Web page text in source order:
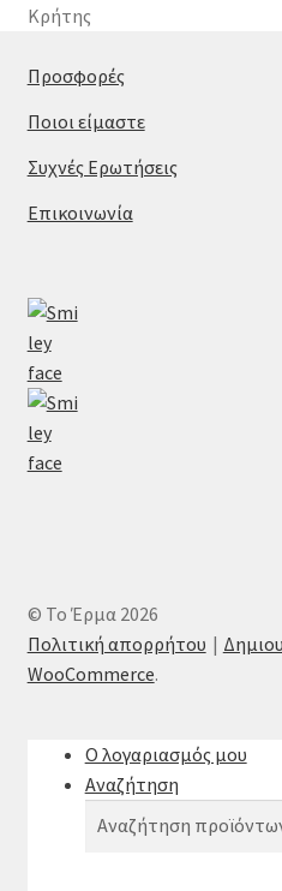
Κρήτης
Προσφορές
Ποιοι είμαστε
Συχνές Ερωτήσεις
Επικοινωνία
© Το Έρμα 2026
Πολιτική απορρήτου
WooCommerce.
Ο λογαριασμός μου
Αναζήτηση
Αναζήτηση
Αναζήτηση